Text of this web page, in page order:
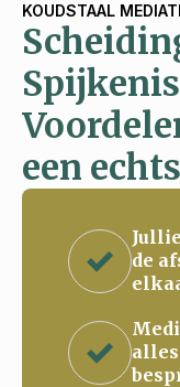
KOUDSTAAL
een
de